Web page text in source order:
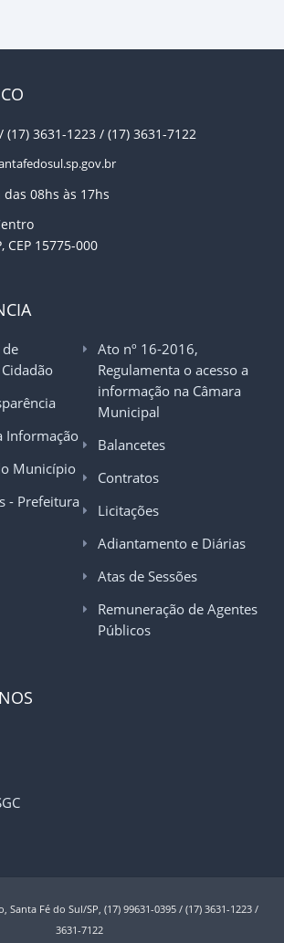
(17) 3631-1223 / (17) 3631-7122
08hs às 17hs
CEP 15775-000
de
Informação
Município
- Prefeitura
Ato nº 16-2016,
Regulamenta o acesso a
informação na Câmara
Municipal
Balancetes
Contratos
Licitações
Adiantamento e Diárias
Atas de Sessões
Remuneração de Agentes
Públicos
Santa Fé do Sul/SP, (17) 99631-0395 / (17) 3631-1223 /
3631-7122